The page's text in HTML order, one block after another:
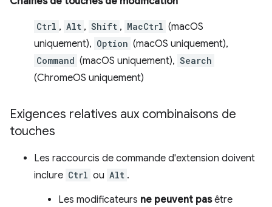
Ctrl , Alt , Shift , MacCtrl (macOS
uniquement), Option (macOS uniquement),
Command (macOS uniquement), Search
(ChromeOS uniquement)
Exigences relatives aux combinaisons de
touches
Les raccourcis de commande d'extension doivent
inclure Ctrl ou Alt .
Les modificateurs ne peuvent pasêtre